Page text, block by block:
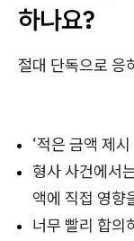
하나요?
절대 단독으로 응
‘적은 금액 제
형사 사건에서
액에 직접 영향
너무 빨리 합의